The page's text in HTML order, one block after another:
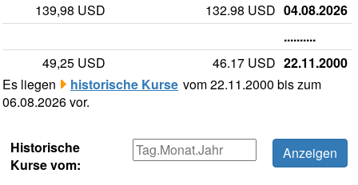
139,98 USD
132.98 USD 04.08.2026
..........
49,25 USD
46.17 USD 22.11.2000
Es liegen
historische Kurse vom 22.11.2000 bis zum
06.08.2026 vor.
Historische
Kurse vom: